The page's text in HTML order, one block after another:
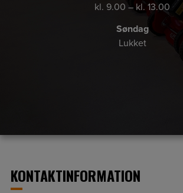
kl. 9.00 – kl. 13.00
Søndag
Lukket
KONTAKTINFORMATION